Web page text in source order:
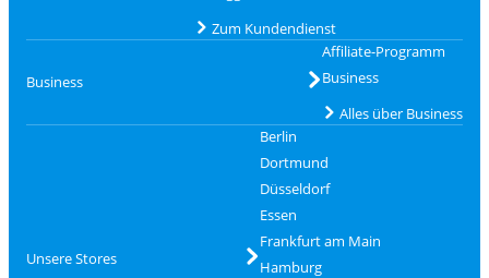
Zum Kundendienst
Business
Affiliate-Programm
Business
Alles über Business
Unsere Stores
Berlin
Dortmund
Düsseldorf
Essen
Frankfurt am Main
Hamburg